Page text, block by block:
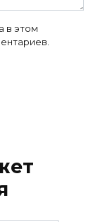
в этом